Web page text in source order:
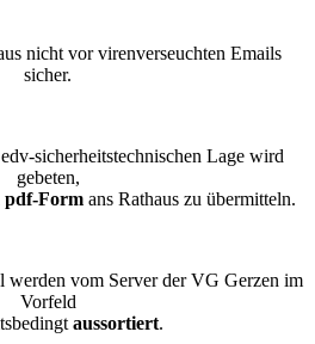
nicht vor virenverseuchten Emails
sicher.
sicherheitstechnischen Lage wird
gebeten,
pdf-Formans Rathaus zu übermitteln.
werden vom Server der VG Gerzen im
Vorfeld
aussortiert.